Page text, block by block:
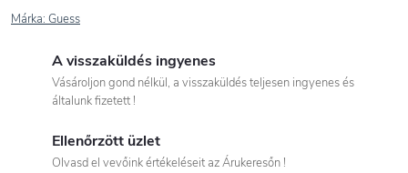
Márka: Guess
A visszaküldés ingyenes
Vásároljon gond nélkül, a visszaküldés teljesen ingyenes és
általunk fizetett !
Ellenőrzött üzlet
Olvasd el vevőink értékeléseit az Árukeresőn !